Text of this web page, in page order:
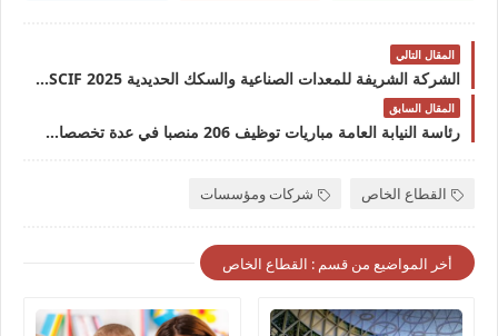
المقال التالي
الشركة الشريفة للمعدات الصناعية والسكك الحديدية 2025 SCIF بالمغرب تعلن توظيف توظف عدة مناصب بأوراش السكك الحديدية بعدة مدن
المقال السابق
رئاسة النيابة العامة مباريات توظيف 206 منصبا في عدة تخصصات و درجات. آخر أجل 18 مارس 2025
القطاع الخاص شركات ومؤسسات
أخر المواضيع من قسم : القطاع الخاص